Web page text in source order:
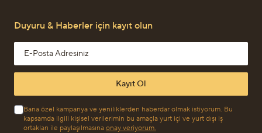
Duyuru & Haberler için kayıt olun
Email address
Kayıt Ol
Bana özel kampanya ve yeniliklerden haberdar olmak istiyorum. Bu
kapsamda ilgili kişisel verilerimin bu amaçla yurt içi ve yurt dışı iş
ortakları ile paylaşılmasına onay veriyorum.